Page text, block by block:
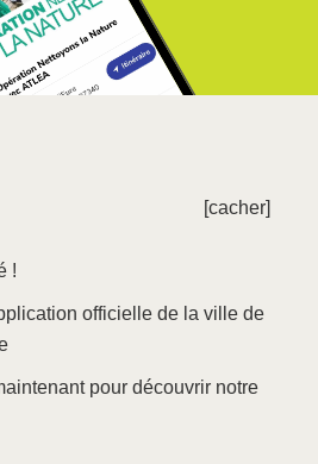
[cacher]
!
officielle de la ville de
pour découvrir notre